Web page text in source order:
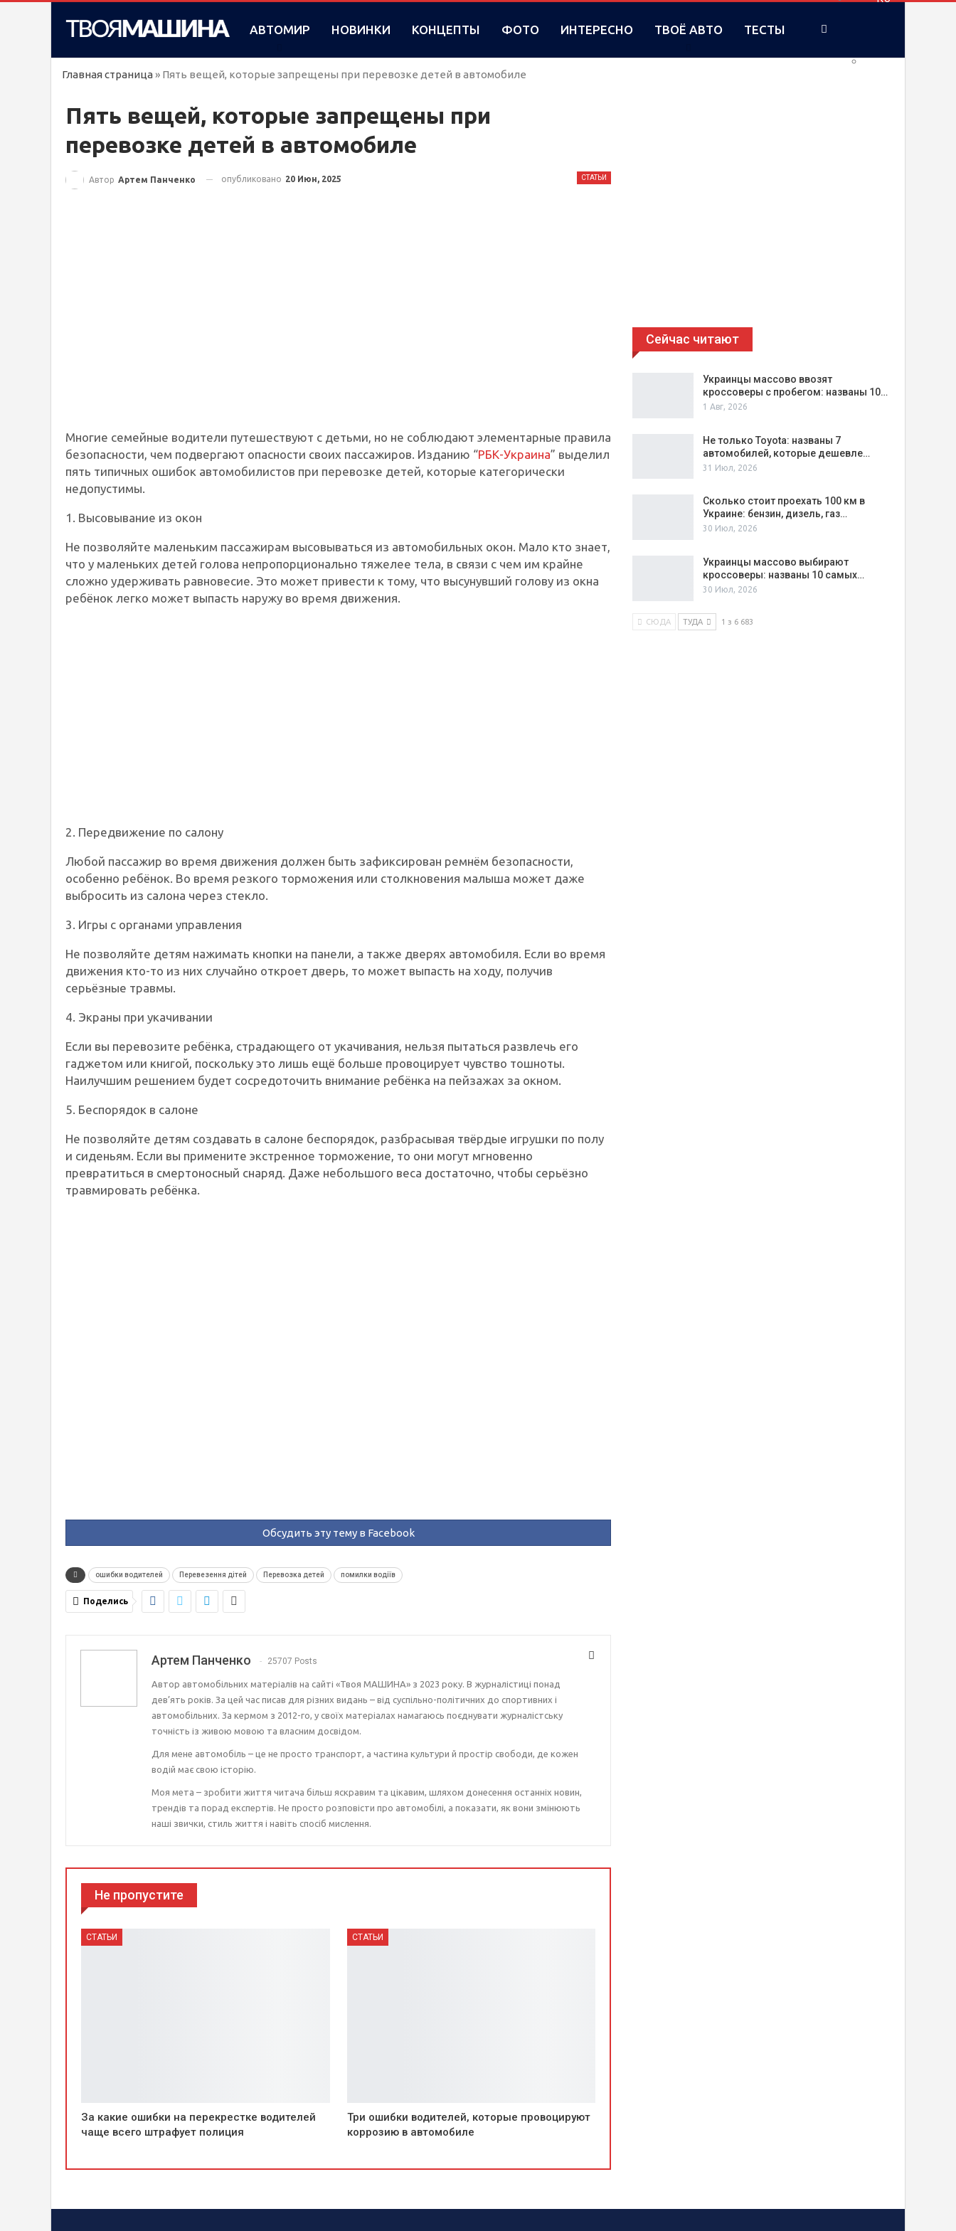
UA
АВТОМИР НОВИНКИ КОНЦЕПТЫ ФОТО ИНТЕРЕСНО ТВОЁ АВТО ТЕСТЫ
Главная страница » Пять вещей, которые запрещены при перевозке детей в автомобиле
Пять вещей, которые запрещены при
перевозке детей в автомобиле
СТАТЬИ
Автор Артем Панченко опубликовано 20 Июн, 2025
Многие семейные водители путешествуют с детьми, но не соблюдают элементарные правила
безопасности, чем подвергают опасности своих пассажиров. Изданию “РБК-Украина” выделил
пять типичных ошибок автомобилистов при перевозке детей, которые категорически
недопустимы.
1. Высовывание из окон
Не позволяйте маленьким пассажирам высовываться из автомобильных окон. Мало кто знает,
что у маленьких детей голова непропорционально тяжелее тела, в связи с чем им крайне
сложно удерживать равновесие. Это может привести к тому, что высунувший голову из окна
ребёнок легко может выпасть наружу во время движения.
2. Передвижение по салону
Любой пассажир во время движения должен быть зафиксирован ремнём безопасности,
особенно ребёнок. Во время резкого торможения или столкновения малыша может даже
выбросить из салона через стекло.
3. Игры с органами управления
Не позволяйте детям нажимать кнопки на панели, а также дверях автомобиля. Если во время
движения кто-то из них случайно откроет дверь, то может выпасть на ходу, получив
серьёзные травмы.
4. Экраны при укачивании
Если вы перевозите ребёнка, страдающего от укачивания, нельзя пытаться развлечь его
гаджетом или книгой, поскольку это лишь ещё больше провоцирует чувство тошноты.
Наилучшим решением будет сосредоточить внимание ребёнка на пейзажах за окном.
5. Беспорядок в салоне
Не позволяйте детям создавать в салоне беспорядок, разбрасывая твёрдые игрушки по полу
и сиденьям. Если вы примените экстренное торможение, то они могут мгновенно
превратиться в смертоносный снаряд. Даже небольшого веса достаточно, чтобы серьёзно
травмировать ребёнка.
Обсудить эту тему в Facebook
ошибки водителей Перевезення дітей Перевозка детей помилки водіїв
Поделись
Артем Панченко 25707 Posts
Автор автомобільних матеріалів на сайті «Твоя МАШИНА» з 2023 року. В журналістиці понад
дев’ять років. За цей час писав для різних видань – від суспільно-політичних до спортивних і
автомобільних. За кермом з 2012-го, у своїх матеріалах намагаюсь поєднувати журналістську
точність із живою мовою та власним досвідом.
Для мене автомобіль – це не просто транспорт, а частина культури й простір свободи, де кожен
водій має свою історію.
Моя мета – зробити життя читача більш яскравим та цікавим, шляхом донесення останніх новин,
трендів та порад експертів. Не просто розповісти про автомобілі, а показати, як вони змінюють
наші звички, стиль життя і навіть спосіб мислення.
Не пропустите
СТАТЬИ
За какие ошибки на перекрестке водителей
чаще всего штрафует полиция
СТАТЬИ
Три ошибки водителей, которые провоцируют
коррозию в автомобиле
Сейчас читают
Украинцы массово ввозят
кроссоверы с пробегом: названы 10…
1 Авг, 2026
Не только Toyota: названы 7
автомобилей, которые дешевле…
31 Июл, 2026
Сколько стоит проехать 100 км в
Украине: бензин, дизель, газ…
30 Июл, 2026
Украинцы массово выбирают
кроссоверы: названы 10 самых…
30 Июл, 2026
СЮДА ТУДА 1 з 6 683